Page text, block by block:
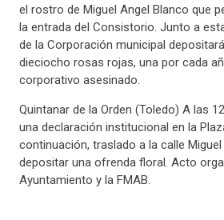
el rostro de Miguel Angel Blanco que
la entrada del Consistorio. Junto a
de la Corporación municipal
dieciocho rosas rojas, una por cada
corporativo asesinado.
Quintanar de la Orden (Toledo) A las
una declaración institucional en la
continuación, traslado a la calle
depositar una ofrenda floral. Acto
Ayuntamiento y la FMAB.